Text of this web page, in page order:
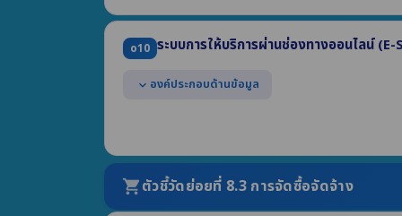
แสดงคู่มือการขอรับบริการหรือแนวทางการปฏิบัติที่
น้อย 3 งาน อย่างน้อยประกอบด้วย
(1) ชื่องาน (2) วิธีการขั้นตอนการขอรับบริการ (3) ระยะ
(4) ช่องทางให้บริการ (5) ค่าธรรมเนียม (6) เอกสารหลั
o10 ระบบการให้บริการผ่านช่องทางออนไลน์ (E-
expand_more องค์ประกอบด้านข้อมูล
สามารถเข้าถึงหรือเชื่อมโยงได้จากหน้าแรกของเว็บไ
shopping_cartตัวชี้วัดย่อยที่ 8.3 การจัดซื้อจัดจ้าง